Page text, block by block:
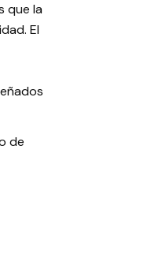
que la
El
de